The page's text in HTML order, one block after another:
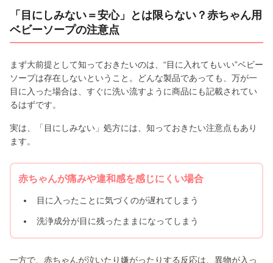
「目にしみない＝安心」とは限らない？赤ちゃん用
ベビーソープの注意点
まず大前提として知っておきたいのは、“目に入れてもいい”ベビー
ソープは存在しないということ。どんな製品であっても、万が一
目に入った場合は、すぐに洗い流すように商品にも記載されてい
るはずです。
実は、「目にしみない」処方には、知っておきたい注意点もあり
ます。
赤ちゃんが痛みや違和感を感じにくい場合
目に入ったことに気づくのが遅れてしまう
洗浄成分が目に残ったままになってしまう
一方で、赤ちゃんが泣いたり嫌がったりする反応は、異物が入っ